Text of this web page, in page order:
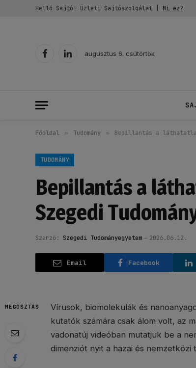
Helló Sajtó! Üzleti Sajtószolgálat | Mi ez?
FacebookLinkedIn
augusztus 6. csütörtök
Főoldal » Tudomány » Bepillantás a
TUDOMÁNY
Bepillantás a
Szegedi
Szerző: Szegedi Tudományegyetem 2026.06.12.
Email Facebook
MEGOSZTÁS
Vírusok, biomolekulák és
kutatók számára csak álom volt, az
vadonatúj videóban mutatjuk be a
dimenziót nyit a hazai és nemzetközi